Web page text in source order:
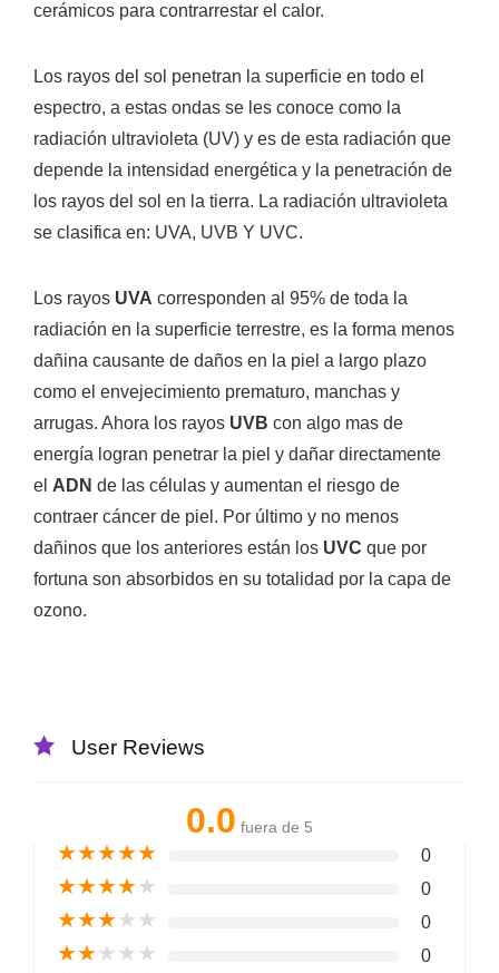
cerámicos para contrarrestar el calor.
Los rayos del sol penetran la superficie en todo el
espectro, a estas ondas se les conoce como la
radiación ultravioleta (UV) y es de esta radiación que
depende la intensidad energética y la penetración de
los rayos del sol en la tierra. La radiación ultravioleta
se clasifica en: UVA, UVB Y UVC.
Los rayos UVA corresponden al 95% de toda la
radiación en la superficie terrestre, es la forma menos
dañina causante de daños en la piel a largo plazo
como el envejecimiento prematuro, manchas y
arrugas. Ahora los rayos UVB con algo mas de
energía logran penetrar la piel y dañar directamente
el ADN de las células y aumentan el riesgo de
contraer cáncer de piel. Por último y no menos
dañinos que los anteriores están los UVC que por
fortuna son absorbidos en su totalidad por la capa de
ozono.
User Reviews
0.0 fuera de 5
★★★★★ 0
★★★★★ 0
★★★★★ 0
★★★★★ 0